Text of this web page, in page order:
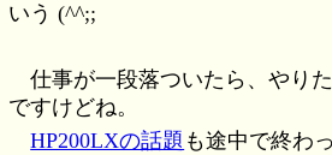
いう (^^;;
仕事が一段落ついたら、やり
ですけどね。
HP200LXの話題 も途中で終わ